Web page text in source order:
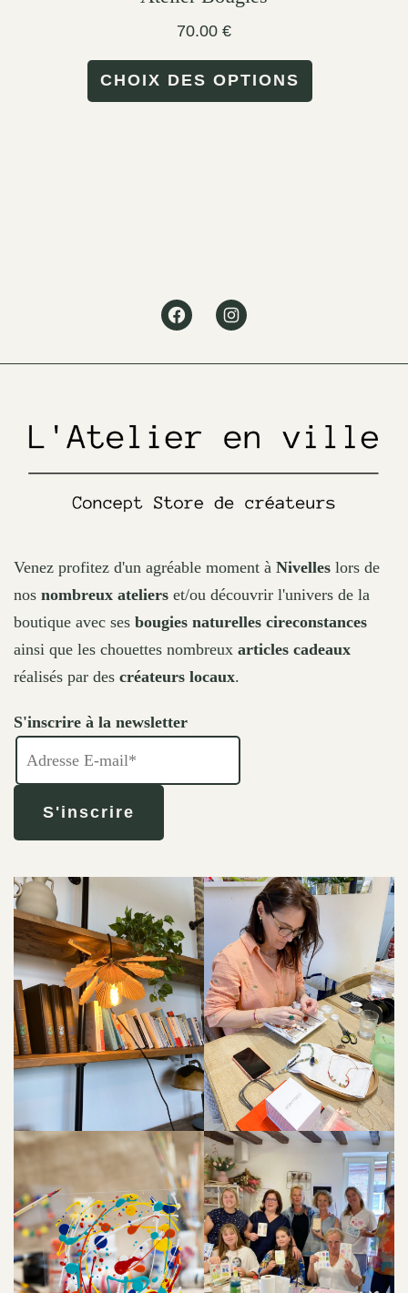
70.00 €
CHOIX DES OPTIONS
product
page
FacebookInstagram
Venez profitez d'un agréable moment à Nivelles lors de
nos nombreux ateliers et/ou découvrir l'univers de la
boutique avec ses bougies naturelles cireconstances
ainsi que les chouettes nombreux articles cadeaux
réalisés par des créateurs locaux.
S'inscrire à la newsletter